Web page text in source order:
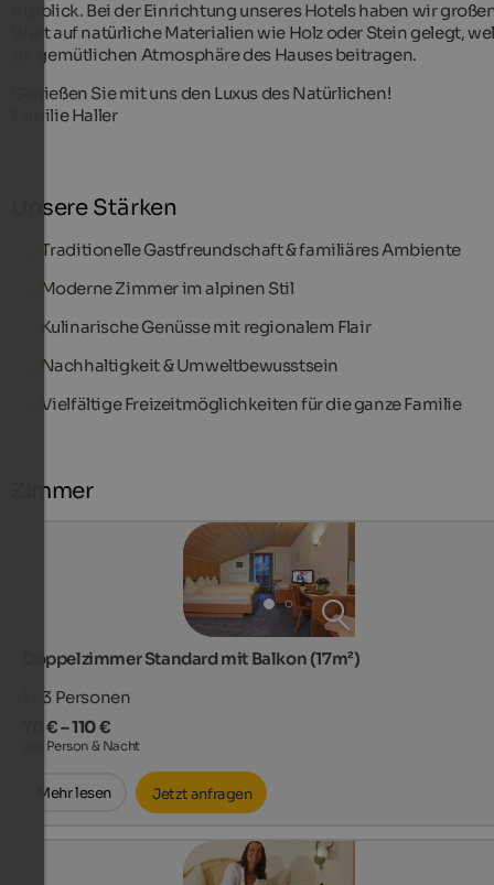
Ausblick. Bei der Einrichtung unseres Hotels haben wir
Wert auf natürliche Materialien wie Holz oder Stein gelegt,
zur gemütlichen Atmosphäre des Hauses beitragen.
Genießen Sie mit uns den Luxus des Natürlichen!
Familie Haller
Unsere Stärken
Traditionelle Gastfreundschaft & familiäres Ambiente
Moderne Zimmer im alpinen Stil
Kulinarische Genüsse mit regionalem Flair
Nachhaltigkeit & Umweltbewusstsein
Vielfältige Freizeitmöglichkeiten für die ganze Familie
Zimmer
Doppelzimmer Standard mit Balkon (17m²)
1 - 3 Personen
70 € – 110 €
pro Person & Nacht
Mehr lesen Jetzt anfragen